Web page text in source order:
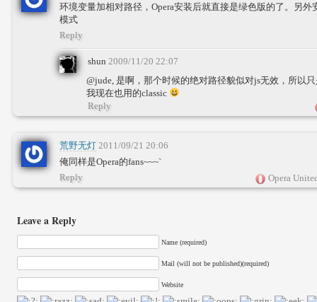
环境变量加相对路径，Opera安装后就直接是绿色版的了。另外
模式
Reply
shun 2009/11/20 22:07
@jude, 是啊，那个时候的绝对路径貌似对js无效，所以
我现在也用的classic
Reply
荒野无灯 2011/09/21 20:06
俺同样是Opera的fans~~~`
Opera
Reply
Leave a Reply
Name (required)
Mail (will not be published)(required)
Website